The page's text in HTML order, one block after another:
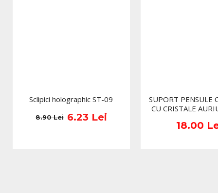
Sclipici holographic ST-09
6.23 Lei
8.90 Lei
SUPORT PENSULE
CU CRISTALE
18.00